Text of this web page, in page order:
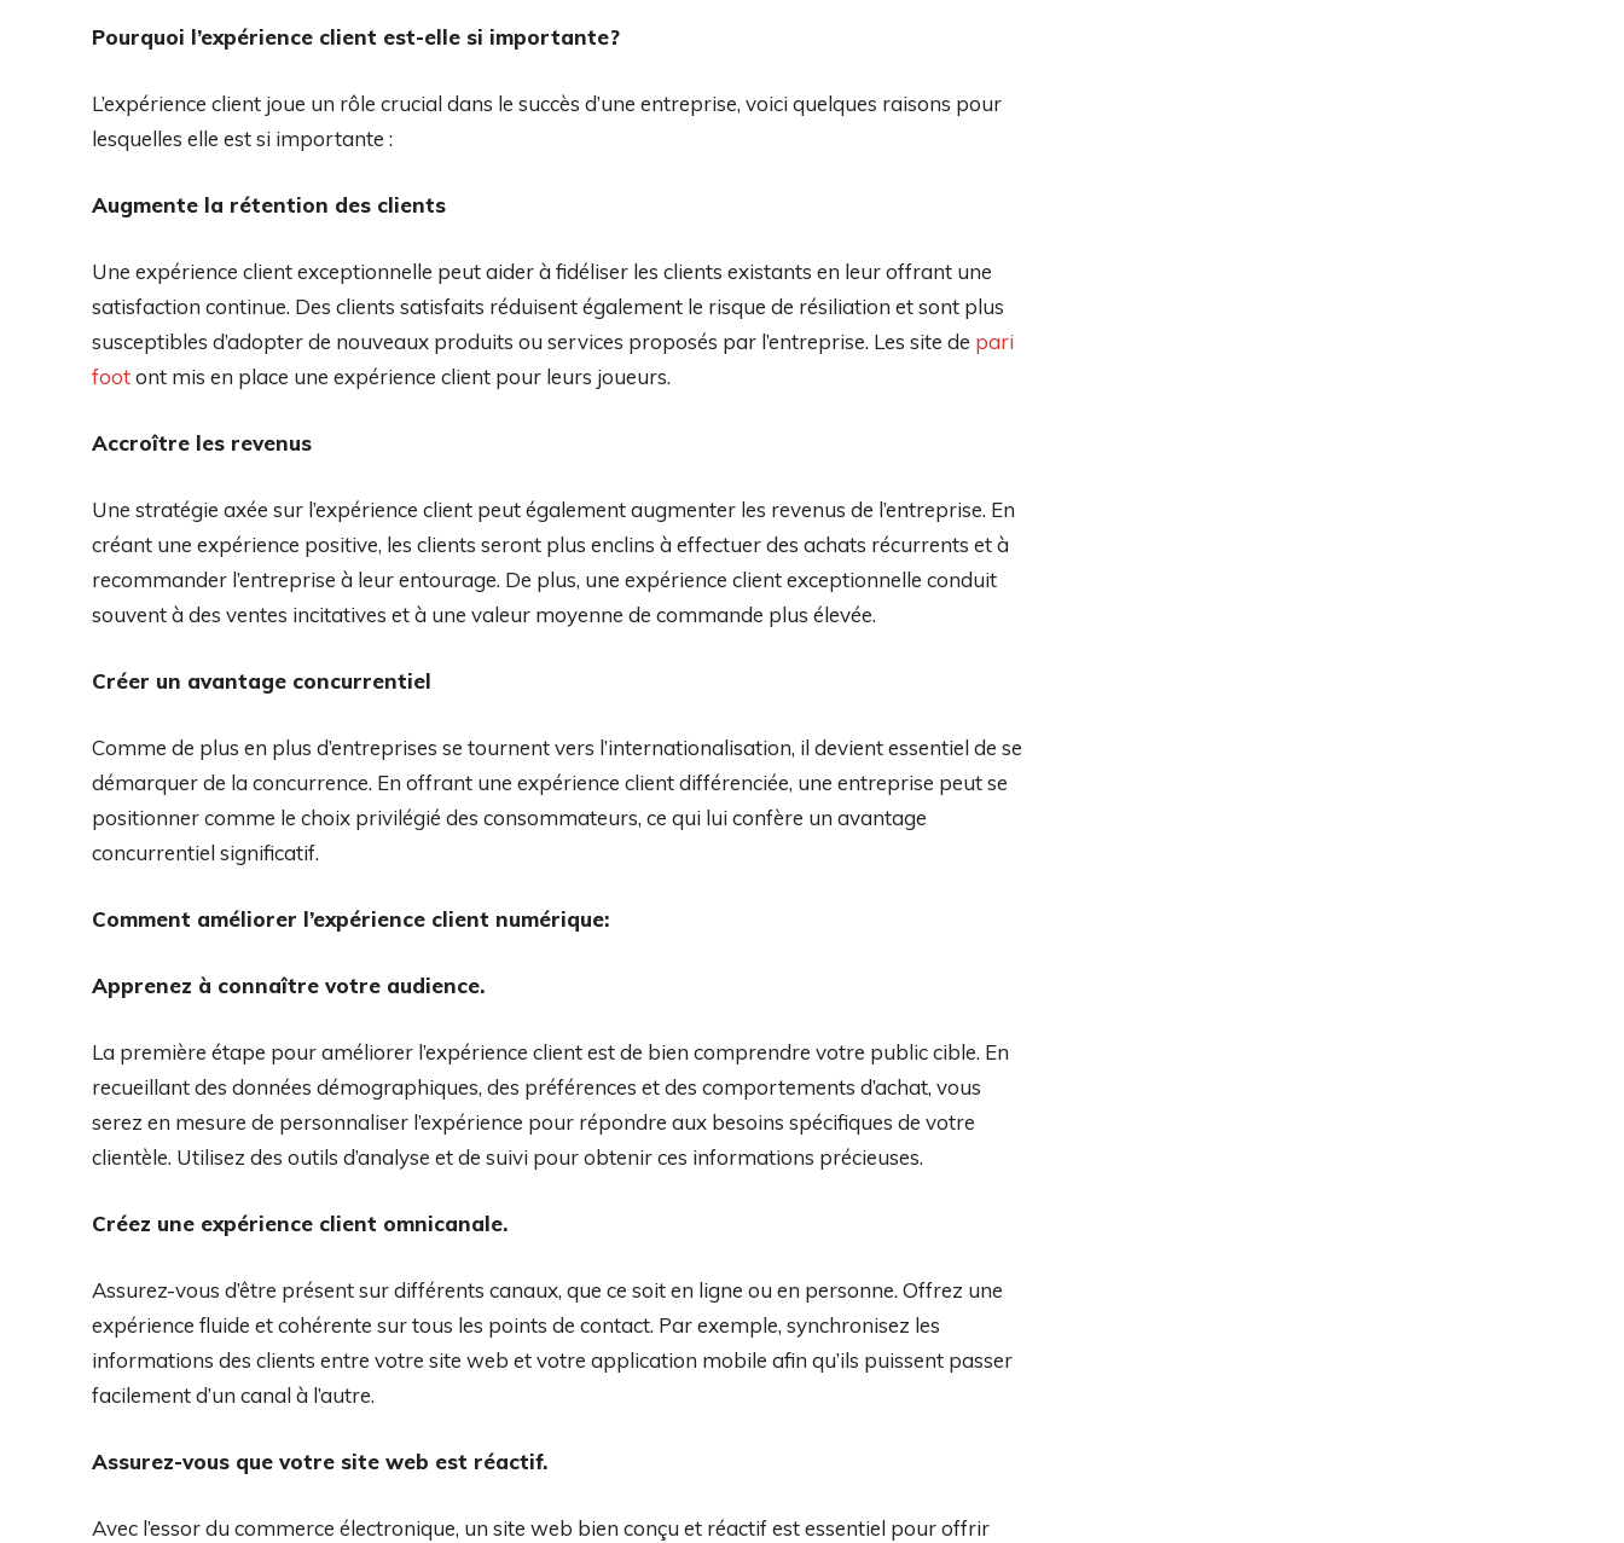
Pourquoi l’expérience client est-elle si importante?
L’expérience client joue un rôle crucial dans le succès d’une entreprise, voici quelques raisons pour
lesquelles elle est si importante :
Augmente la rétention des clients
Une expérience client exceptionnelle peut aider à fidéliser les clients existants en leur offrant une
satisfaction continue. Des clients satisfaits réduisent également le risque de résiliation et sont plus
susceptibles d’adopter de nouveaux produits ou services proposés par l’entreprise. Les site de pari
footont mis en place une expérience client pour leurs joueurs.
Accroître les revenus
Une stratégie axée sur l’expérience client peut également augmenter les revenus de l’entreprise. En
créant une expérience positive, les clients seront plus enclins à effectuer des achats récurrents et à
recommander l’entreprise à leur entourage. De plus, une expérience client exceptionnelle conduit
souvent à des ventes incitatives et à une valeur moyenne de commande plus élevée.
Créer un avantage concurrentiel
Comme de plus en plus d’entreprises se tournent vers l’internationalisation, il devient essentiel de se
démarquer de la concurrence. En offrant une expérience client différenciée, une entreprise peut se
positionner comme le choix privilégié des consommateurs, ce qui lui confère un avantage
concurrentiel significatif.
Comment améliorer l’expérience client numérique:
Apprenez à connaître votre audience.
La première étape pour améliorer l’expérience client est de bien comprendre votre public cible. En
recueillant des données démographiques, des préférences et des comportements d’achat, vous
serez en mesure de personnaliser l’expérience pour répondre aux besoins spécifiques de votre
clientèle. Utilisez des outils d’analyse et de suivi pour obtenir ces informations précieuses.
Créez une expérience client omnicanale.
Assurez-vous d’être présent sur différents canaux, que ce soit en ligne ou en personne. Offrez une
expérience fluide et cohérente sur tous les points de contact. Par exemple, synchronisez les
informations des clients entre votre site web et votre application mobile afin qu’ils puissent passer
facilement d’un canal à l’autre.
Assurez-vous que votre site web est réactif.
Avec l’essor du commerce électronique, un site web bien conçu et réactif est essentiel pour offrir